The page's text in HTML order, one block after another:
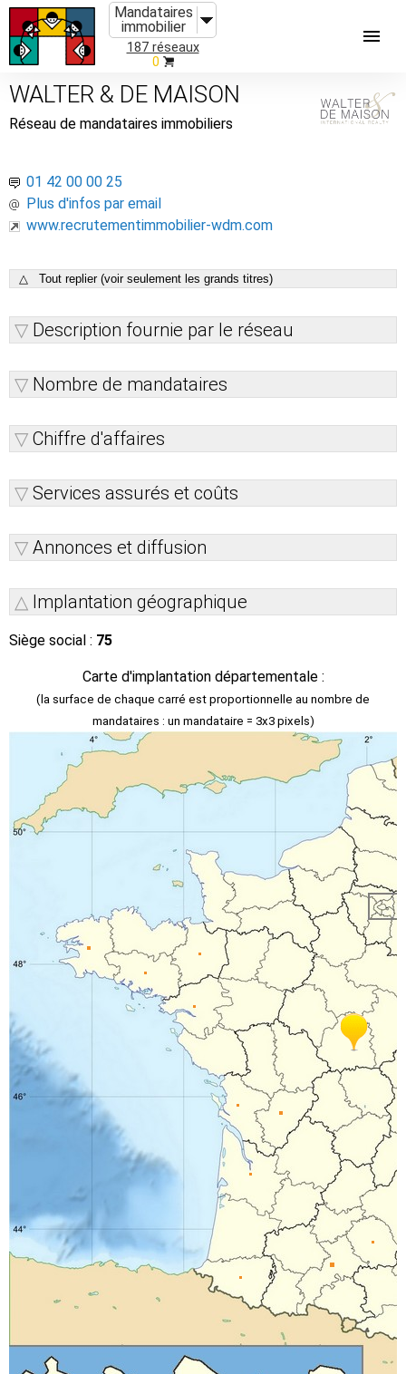
Mandataires
immobilier
187 réseaux
0
WALTER & DE MAISON
Réseau de mandataires immobiliers
01 42 00 00 25
Plus d'infos par email
www.recrutementimmobilier-wdm.com
△ Tout replier (voir seulement les grands titres)
Description fournie par le réseau
Nombre de mandataires
Chiffre d'affaires
Services assurés et coûts
Annonces et diffusion
Implantation géographique
Siège social : 75
Carte d'implantation départementale :
(la surface de chaque carré est proportionnelle au nombre de
mandataires : un mandataire = 3x3 pixels)